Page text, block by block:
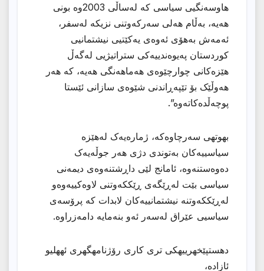
هاوسەنگیی سیاسی کە لەساڵی 2003وە بونی
هەیە، بەڵام هەلی سەرکەوتنی نزیکە لەسفر،
ئەمەش بەهۆی ئەوەی یەکێتیی نیشتمانیی
کوردستان پەیوەندییەکی ستراتیژیی لەگەڵ
هێزەکانی چوارچێوەی هەماهەنگی هەیە، کە هەر
هەوڵێک بۆ تێپەڕاندنی شێوەی سازانی ئێستا
پوچەڵدەکاتەوە”.
بهوتهى سەرچاوەکە، ژمارەیەک لەهێزە
سیاسییەکان بەتوندی دژی هەر جوڵەیەک
دەوەستنەوە، ئامانج لێى داڕشتنەوەی دیمەنی
سیاسی بێت لەڕێگەی ڕێککەوتنی لاوەکییەوەو
لەڕێککەوتنە نیشتمانییەکان لابدات كه پرۆسەی
سیاسیی عێراق لەسەر ئەو بنەمایە دامەزراوە.
دهستپێخهرییهكی تری كاری رۆژنامهگهری ئههلیو
ئازاده،